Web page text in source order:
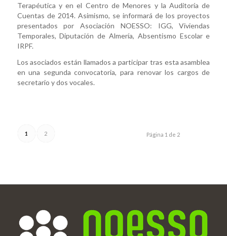
Terapéutica y en el Centro de Menores y la Auditoría de
Cuentas de 2014. Asimismo, se informará de los proyectos
presentados por Asociación NOESSO: IGG, Viviendas
Temporales, Diputación de Almería, Absentismo Escolar e
IRPF.
Los asociados están llamados a participar tras esta asamblea
en una segunda convocatoria, para renovar los cargos de
secretario y dos vocales.
Página 1 de 2
1 2